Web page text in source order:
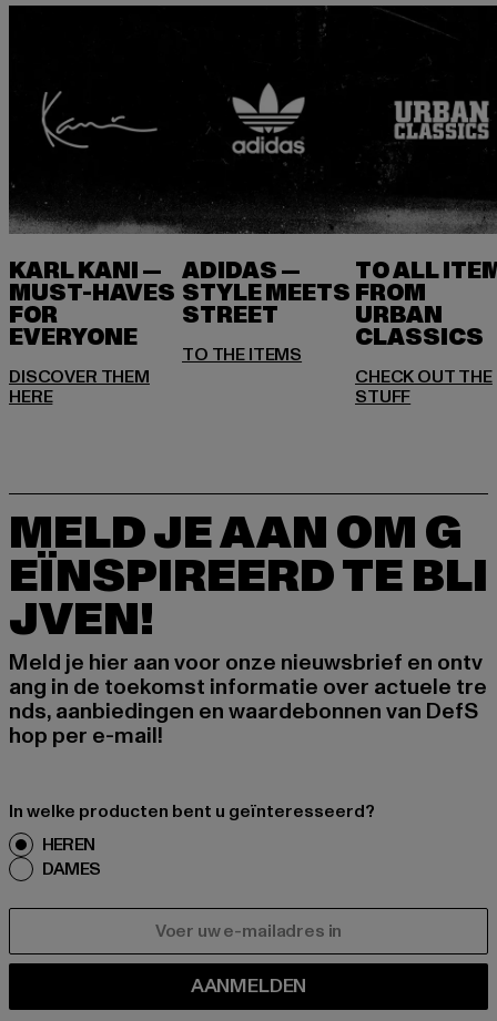
KARL KANI —
MUST-HAVES
FOR
EVERYONE
DISCOVER THEM
HERE
ADIDAS —
STYLE MEETS
STREET
TO ALL
FROM
URBAN
CHECK OUT THE
MELD JE AAN OM G
EÏNSPIREERD TE BLI
JVEN!
Meld je hier aan voor onze nieuwsbrief en ontv
ang in de toekomst informatie over actuele tre
nds, aanbiedingen en waardebonnen van DefS
hop per e-mail!
In welke producten bent u geïnteresseerd?
HEREN
DAMES
AANMELDEN